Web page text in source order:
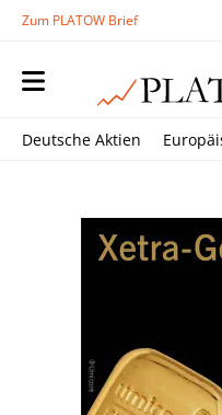
Zum PLATOW Brief
Deutsche Aktien